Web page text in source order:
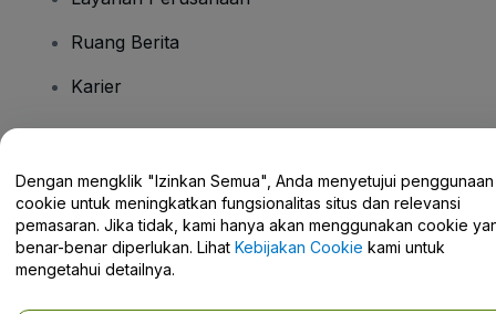
Ruang Berita
Karier
Pusat Bantuan / Hubungi Kami
Dengan mengklik "Izinkan Semua", Anda menyetujui penggunaan
cookie untuk meningkatkan fungsionalitas situs dan relevansi
pemasaran. Jika tidak, kami hanya akan menggunakan cookie
benar-benar diperlukan. Lihat Kebijakan Cookie kami untuk
mengetahui detailnya.